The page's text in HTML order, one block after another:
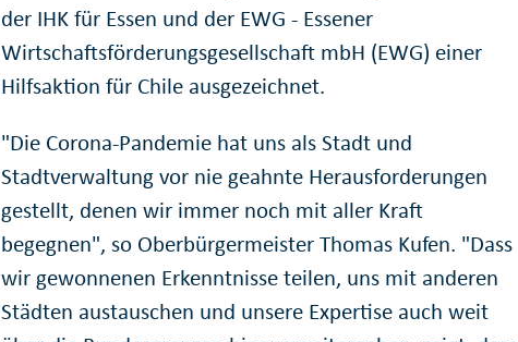
der IHK für Essen und der EWG - Essener
Wirtschaftsförderungsgesellschaft mbH (EWG) einer
Hilfsaktion für Chile ausgezeichnet.
"Die Corona-Pandemie hat uns als Stadt und
Stadtverwaltung vor nie geahnte Herausforderungen
gestellt, denen wir immer noch mit aller Kraft
begegnen", so Oberbürgermeister Thomas Kufen. "Dass
wir gewonnenen Erkenntnisse teilen, uns mit anderen
Städten austauschen und unsere Expertise auch weit